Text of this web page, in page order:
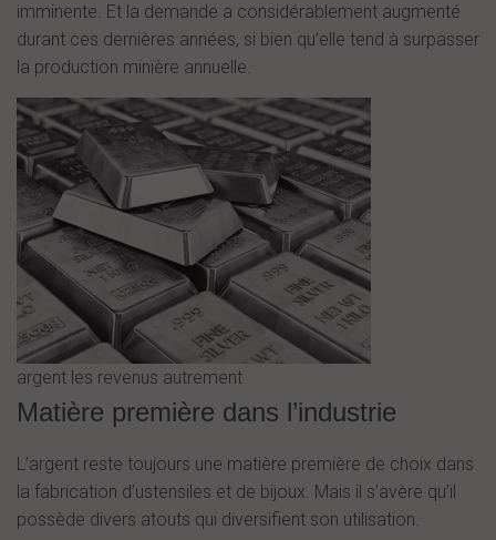
imminente. Et la demande a considérablement augmenté
durant ces dernières années, si bien qu’elle tend à surpasser
la production minière annuelle.
argent les revenus autrement
Matière première dans l’industrie
L’argent reste toujours une matière première de choix dans
la fabrication d’ustensiles et de bijoux. Mais il s’avère qu’il
possède divers atouts qui diversifient son utilisation.